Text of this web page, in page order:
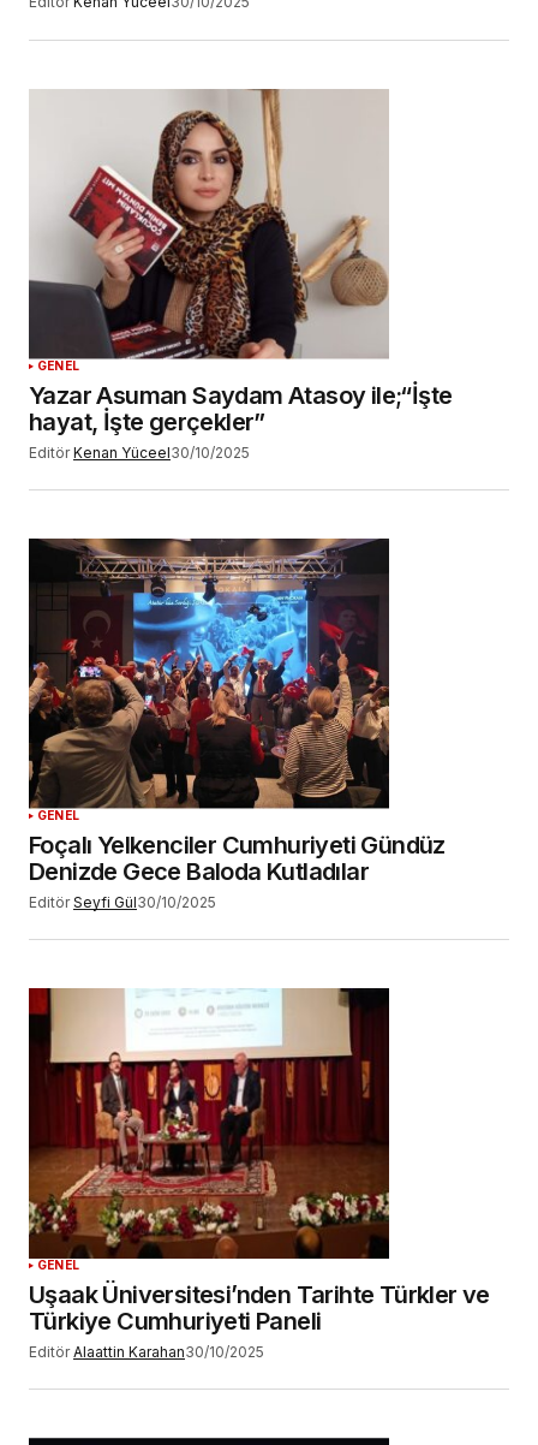
GENEL
Yazar Asuman Saydam Atasoy ile;“İşte
hayat, İşte gerçekler”
Editör Kenan Yüceel30/10/2025
GENEL
Foçalı Yelkenciler Cumhuriyeti Gündüz
Denizde Gece Baloda Kutladılar
Editör Seyfi Gül30/10/2025
GENEL
Uşaak Üniversitesi’nden Tarihte Türkler ve
Türkiye Cumhuriyeti Paneli
Editör Alaattin Karahan30/10/2025